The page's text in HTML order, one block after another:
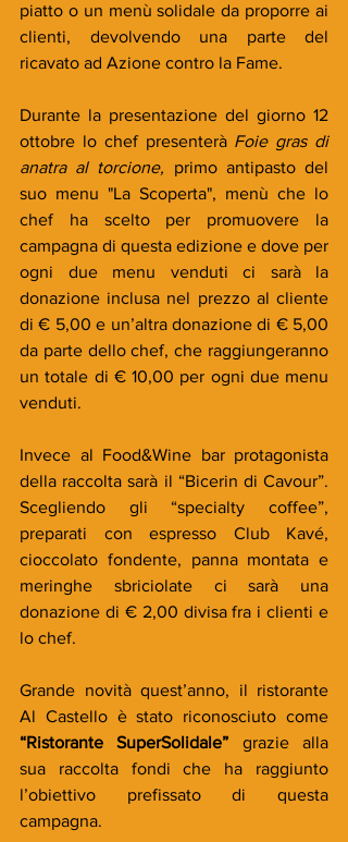
piatto o un menù solidale da proporre ai
clienti, devolvendo una parte del
ricavato ad Azione contro la Fame.
Durante la presentazione del giorno 12
ottobre lo chef presenterà Foie gras di
anatra al torcione, primo antipasto del
suo menu "La Scoperta", menù che lo
chef ha scelto per promuovere la
campagna di questa edizione e dove per
ogni due menu venduti ci sarà la
donazione inclusa nel prezzo al cliente
di € 5,00 e un’altra donazione di € 5,00
da parte dello chef, che raggiungeranno
un totale di € 10,00 per ogni due menu
venduti.
Invece al Food&Wine bar protagonista
della raccolta sarà il “Bicerin di Cavour”.
Scegliendo gli “specialty coffee”,
preparati con espresso Club Kavé,
cioccolato fondente, panna montata e
meringhe sbriciolate ci sarà una
donazione di € 2,00 divisa fra i clienti e
lo chef.
Grande novità quest’anno, il ristorante
“Ristorante SuperSolidale” grazie alla
sua raccolta fondi che ha raggiunto
l’obiettivo prefissato di questa
campagna.